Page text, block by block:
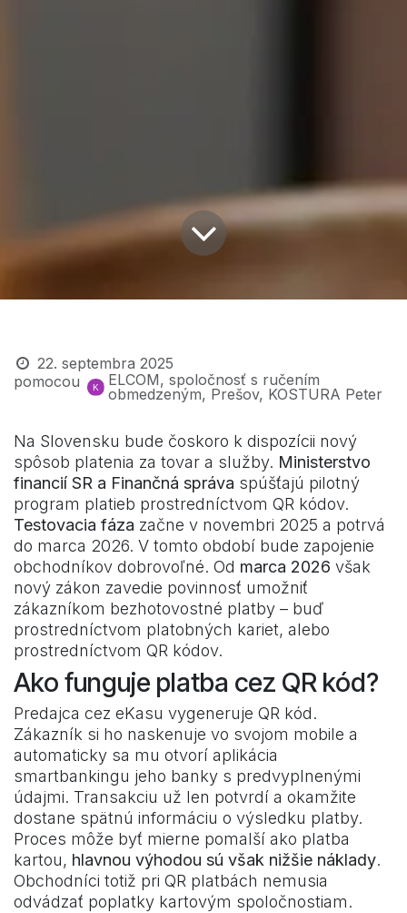
22. septembra 2025
pomocou
ELCOM, spoločnosť s ručením
obmedzeným, Prešov, KOSTURA Peter
Na Slovensku bude čoskoro k dispozícii nový
spôsob platenia za tovar a služby. Ministerstvo
financií SR a Finančná správa spúšťajú pilotný
program platieb prostredníctvom QR kódov.
Testovacia fáza začne v novembri 2025 a potrvá
do marca 2026. V tomto období bude zapojenie
obchodníkov dobrovoľné. Od marca 2026 však
nový zákon zavedie povinnosť umožniť
zákazníkom bezhotovostné platby – buď
prostredníctvom platobných kariet, alebo
prostredníctvom QR kódov.
Ako funguje platba cez QR kód?
Predajca cez eKasu vygeneruje QR kód.
Zákazník si ho naskenuje vo svojom mobile a
automaticky sa mu otvorí aplikácia
smartbankingu jeho banky s predvyplnenými
údajmi. Transakciu už len potvrdí a okamžite
dostane spätnú informáciu o výsledku platby.
Proces môže byť mierne pomalší ako platba
kartou, hlavnou výhodou sú však nižšie náklady.
Obchodníci totiž pri QR platbách nemusia
odvádzať poplatky kartovým spoločnostiam.